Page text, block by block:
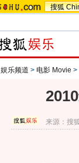
搜狐
娱乐频道 > 电影 Movie >
来源：搜